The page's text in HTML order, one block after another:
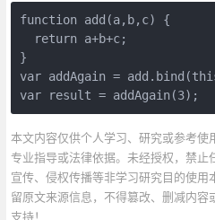
function add(a,b,c) {
  return a+b+c;
}
var addAgain =
var result = addAgain(3);
本文内容仅供个人学习、研究或参考使
专业指导或法律依据。未经授权，禁止
宣传、侵权传播等非学习研究目的使
留原文来源信息，不得篡改、删减内容
支持！